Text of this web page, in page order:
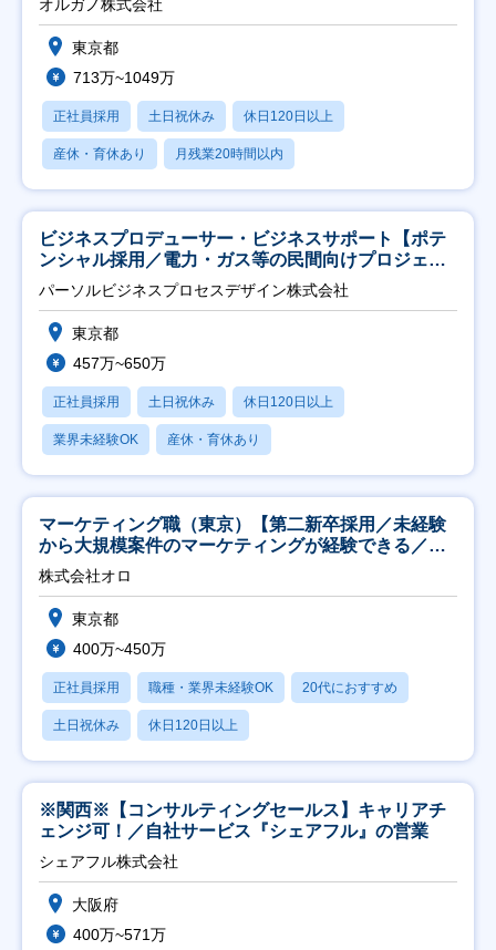
オルガノ株式会社
東京都
713万~1049万
正社員採用 土日祝休み 休日120日以上
産休・育休あり 月残業20時間以内
ビジネスプロデューサー・ビジネスサポート【ポテ
ンシャル採用／電力・ガス等の民間向けプロジェク
ト推進】
パーソルビジネスプロセスデザイン株式会社
東京都
457万~650万
正社員採用 土日祝休み 休日120日以上
業界未経験OK 産休・育休あり
マーケティング職（東京）【第二新卒採用／未経験
から大規模案件のマーケティングが経験できる／研
修充実】
株式会社オロ
東京都
400万~450万
正社員採用 職種・業界未経験OK 20代におすすめ
土日祝休み 休日120日以上
※関西※【コンサルティングセールス】キャリアチ
ェンジ可！／自社サービス『シェアフル』の営業
シェアフル株式会社
大阪府
400万~571万